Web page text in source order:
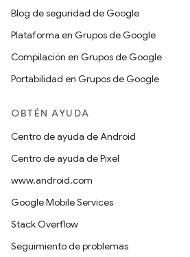
Blog de seguridad de Google
Plataforma en Grupos de Google
Compilación en Grupos de Google
Portabilidad en Grupos de Google
OBTÉN AYUDA
Centro de ayuda de Android
Centro de ayuda de Pixel
www.android.com
Google Mobile Services
Stack Overflow
Seguimiento de problemas